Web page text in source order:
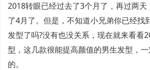
2018转眼已经过去了3个月了，再过两天
了4月了。但是，不知道小兄弟你已经找
发型了吗?没有也没关系，现在就来看看
型 ，这几款很能提高颜值的男生发型，
的。